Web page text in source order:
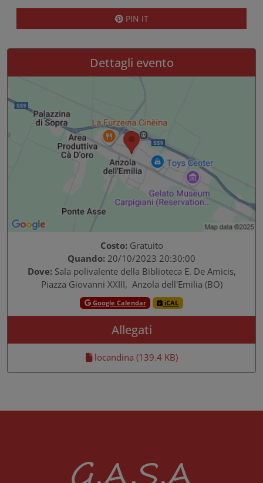
PIN IT
Dettagli evento
Costo:Gratuito
Quando: 20/10/2023 20:30:00
Dove:Sala polivalente della Biblioteca E. De Amicis,
Piazza Giovanni XXIII, Anzola dell'Emilia (BO)
Google Calendar iCAL
Allegati
locandina (139.4 KB)